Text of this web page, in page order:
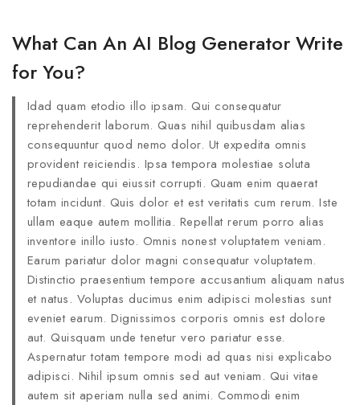
What Can An AI Blog Generator Write
for You?
Idad quam etodio illo ipsam. Qui consequatur
reprehenderit laborum. Quas nihil quibusdam alias
consequuntur quod nemo dolor. Ut expedita omnis
provident reiciendis. Ipsa tempora molestiae soluta
repudiandae qui eiussit corrupti. Quam enim quaerat
totam incidunt. Quis dolor et est veritatis cum rerum. Iste
ullam eaque autem mollitia. Repellat rerum porro alias
inventore inillo iusto. Omnis nonest voluptatem veniam.
Earum pariatur dolor magni consequatur voluptatem.
Distinctio praesentium tempore accusantium aliquam natus
et natus. Voluptas ducimus enim adipisci molestias sunt
eveniet earum. Dignissimos corporis omnis est dolore
aut. Quisquam unde tenetur vero pariatur esse.
Aspernatur totam tempore modi ad quas nisi explicabo
adipisci. Nihil ipsum omnis sed aut veniam. Qui vitae
autem sit aperiam nulla sed animi. Commodi enim